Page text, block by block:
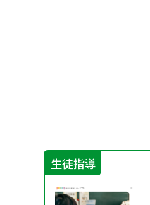
生徒指導